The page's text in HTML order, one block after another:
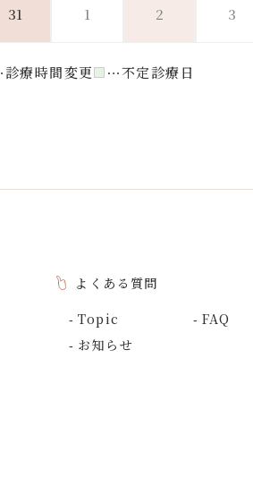
31 1 2 3
診療時間変更 不定診療日
よくある質問
Topic
FAQ
お知らせ